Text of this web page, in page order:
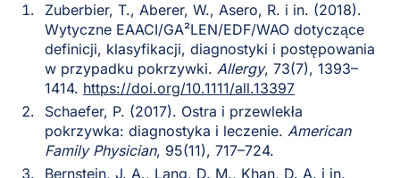
Zuberbier, T., Aberer, W., Asero, R. i in. (2018).
Wytyczne EAACI/GA²LEN/EDF/WAO dotyczące
definicji, klasyfikacji, diagnostyki i postępowania
w przypadku pokrzywki. Allergy, 73(7), 1393–
1414. https://doi.org/10.1111/all.13397
Schaefer, P. (2017). Ostra i przewlekła
pokrzywka: diagnostyka i leczenie. American
Family Physician, 95(11), 717–724.
Bernstein, J. A., Lang, D. M., Khan, D. A. i in.